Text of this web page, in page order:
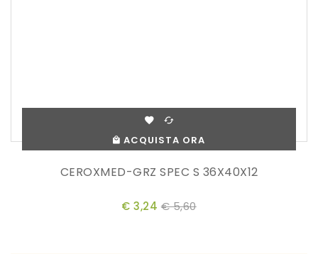
ACQUISTA ORA
CEROXMED-GRZ SPEC S 36X40X12
€ 3,24 € 5,60